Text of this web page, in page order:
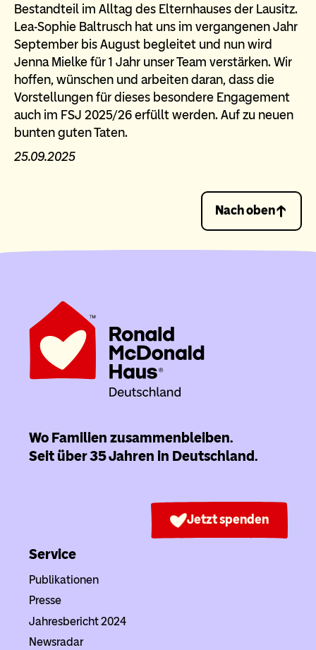
Bestandteil im Alltag des Elternhauses der Lausitz.
Lea-Sophie Baltrusch hat uns im vergangenen Jahr
September bis August begleitet und nun wird
Jenna Mielke für 1 Jahr unser Team verstärken. Wir
hoffen, wünschen und arbeiten daran, dass die
Vorstellungen für dieses besondere Engagement
auch im FSJ 2025/26 erfüllt werden. Auf zu neuen
bunten guten Taten.
25.09.2025
Nach oben
Wo Familien zusammenbleiben.
Seit über 35 Jahren in Deutschland.
Jetzt spenden
Service
Publikationen
Presse
Jahresbericht 2024
Newsradar